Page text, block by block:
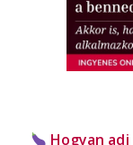
Hogyan